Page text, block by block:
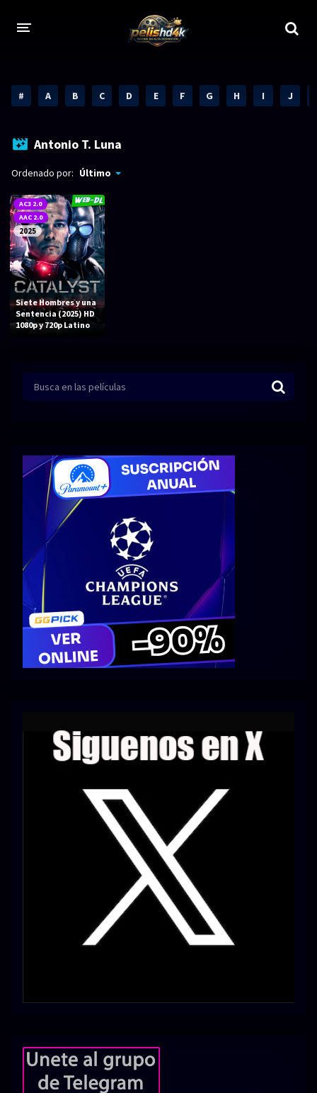
1080p 1080p Full HD
2160p REMUX 4K
720p
h265 HEVC
Bluray Completos
GÉNEROS
Acción
Comedia Crimen
Terror
Fantástico Romance
Bélico Thriller
Biográfico
SERIES
Series 1080p Series 4K HDR
Series 720p 2160p 4K SDR
Series 1080p 60 FPS
# A B C D E F G H I J
Antonio T. Luna
Ordenado por: Último
AC3 2.0
AAC 2.0
2025
Siete Hombres y una
Sentencia (2025) HD
1080p y 720p Latino